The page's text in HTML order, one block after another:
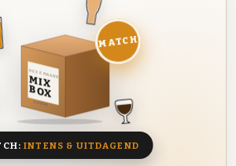
DEZE MAAND
MIX
BOX
8 BIEREN
MATCH
INTENS & UITDAGEND